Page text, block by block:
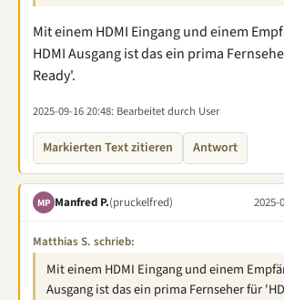
Mit einem HDMI Eingang und einem
HDMI Ausgang ist das ein prima
Ready'.
2025-09-16 20:48: Bearbeitet durch User
Markierten Text zitieren Antwort
MP Manfred P.(pruckelfred) 2025-
Matthias S. schrieb:
Mit einem HDMI Eingang und einem
Ausgang ist das ein prima Fernseher für